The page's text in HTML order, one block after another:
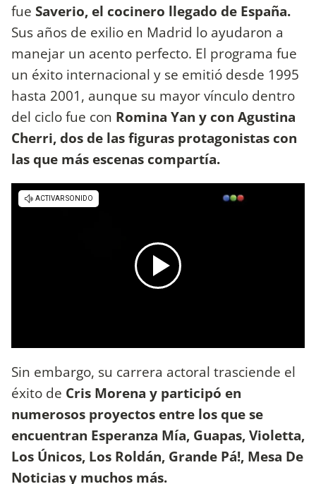
fue Saverio, el cocinero llegado de España.
Sus años de exilio en Madrid lo ayudaron a
manejar un acento perfecto. El programa fue
un éxito internacional y se emitió desde 1995
hasta 2001, aunque su mayor vínculo dentro
del ciclo fue con Romina Yan y con Agustina
Cherri, dos de las figuras protagonistas con
las que más escenas compartía.
Sin embargo, su carrera actoral trasciende el
éxito de Cris Morena y participó en
numerosos proyectos entre los que se
encuentran Esperanza Mía, Guapas, Violetta,
Los Únicos, Los Roldán, Grande Pá!, Mesa De
Noticias y muchos más.